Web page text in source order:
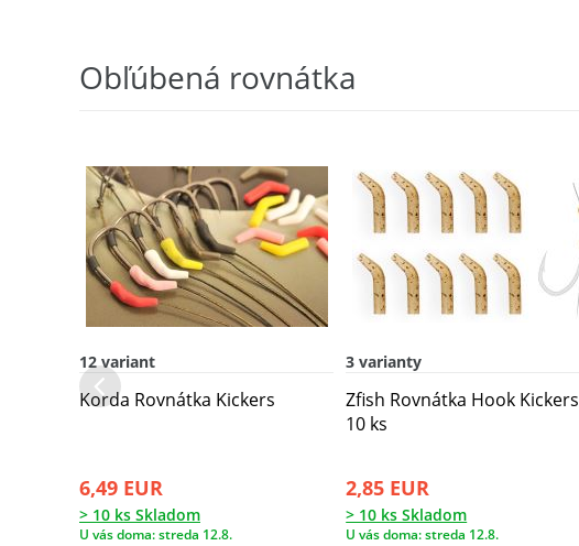
Obľúbená rovnátka
12 variant
Korda Rovnátka Kickers
6,49 EUR
> 10 ks Skladom
U vás doma: streda 12.8.
3 varianty
Zfish Rovnátka Hook Kickers
10 ks
2,85 EUR
> 10 ks Skladom
U vás doma: streda 12.8.